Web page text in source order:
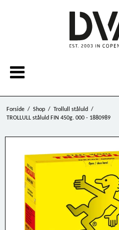
Forside / Shop / Trollull ståluld /
TROLLULL ståluld FIN 450g. 000 - 1880989